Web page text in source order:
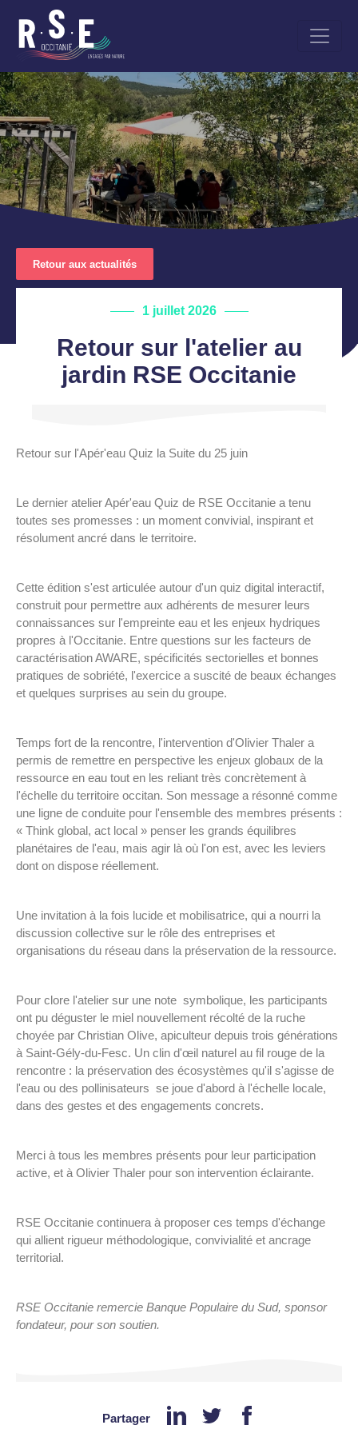
contenu
Retour aux actualités
1 juillet 2026
Retour sur l'atelier au
jardin RSE Occitanie
Retour sur l'Apér'eau Quiz la Suite du 25 juin
Le dernier atelier Apér'eau Quiz de RSE Occitanie a tenu
toutes ses promesses : un moment convivial, inspirant et
résolument ancré dans le territoire.
Cette édition s'est articulée autour d'un quiz digital interactif,
construit pour permettre aux adhérents de mesurer leurs
connaissances sur l'empreinte eau et les enjeux hydriques
propres à l'Occitanie. Entre questions sur les facteurs de
caractérisation AWARE, spécificités sectorielles et bonnes
pratiques de sobriété, l'exercice a suscité de beaux échanges
et quelques surprises au sein du groupe.
Temps fort de la rencontre, l'intervention d'Olivier Thaler a
permis de remettre en perspective les enjeux globaux de la
ressource en eau tout en les reliant très concrètement à
l'échelle du territoire occitan. Son message a résonné comme
une ligne de conduite pour l'ensemble des membres présents :
« Think global, act local » penser les grands équilibres
planétaires de l'eau, mais agir là où l'on est, avec les leviers
dont on dispose réellement.
Une invitation à la fois lucide et mobilisatrice, qui a nourri la
discussion collective sur le rôle des entreprises et
organisations du réseau dans la préservation de la ressource.
Pour clore l'atelier sur une note symbolique, les participants
ont pu déguster le miel nouvellement récolté de la ruche
choyée par Christian Olive, apiculteur depuis trois générations
à Saint-Gély-du-Fesc. Un clin d'œil naturel au fil rouge de la
rencontre : la préservation des écosystèmes qu'il s'agisse de
l'eau ou des pollinisateurs se joue d'abord à l'échelle locale,
dans des gestes et des engagements concrets.
Merci à tous les membres présents pour leur participation
active, et à Olivier Thaler pour son intervention éclairante.
RSE Occitanie continuera à proposer ces temps d'échange
qui allient rigueur méthodologique, convivialité et ancrage
territorial.
RSE Occitanie remercie Banque Populaire du Sud, sponsor
fondateur, pour son soutien.
Partager